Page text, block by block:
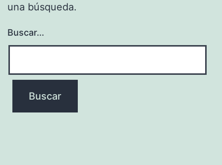
una búsqueda.
Buscar...